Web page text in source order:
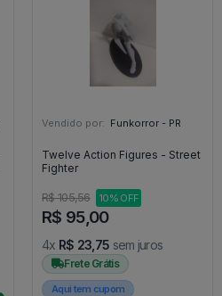
Vendido por: Funkorror - PR
Twelve Action Figures - Street
Fighter
R$ 105,56 10% OFF
R$ 95,00
4x R$ 23,75 sem juros
Frete Grátis
Aqui tem cupom